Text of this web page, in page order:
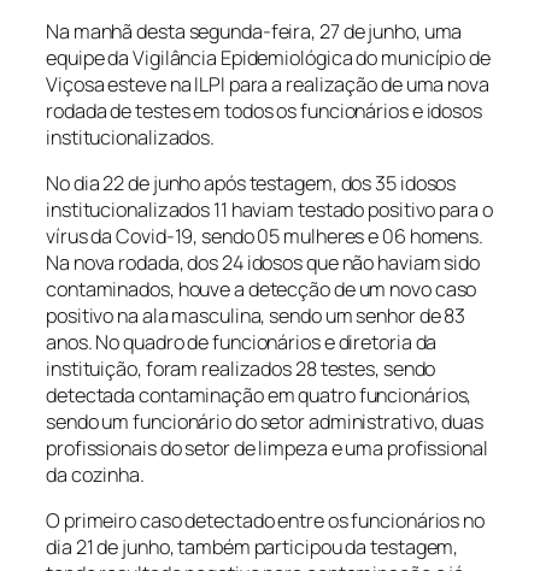
Na manhã desta segunda-feira, 27 de junho, uma
equipe da Vigilância Epidemiológica do município de
Viçosa esteve na ILPI para a realização de uma nova
rodada de testes em todos os funcionários e idosos
institucionalizados.
No dia 22 de junho após testagem, dos 35 idosos
institucionalizados 11 haviam testado positivo para o
vírus da Covid-19, sendo 05 mulheres e 06 homens.
Na nova rodada, dos 24 idosos que não haviam sido
contaminados, houve a detecção de um novo caso
positivo na ala masculina, sendo um senhor de 83
anos. No quadro de funcionários e diretoria da
instituição, foram realizados 28 testes, sendo
detectada contaminação em quatro funcionários,
sendo um funcionário do setor administrativo, duas
profissionais do setor de limpeza e uma profissional
da cozinha.
O primeiro caso detectado entre os funcionários no
dia 21 de junho, também participou da testagem,